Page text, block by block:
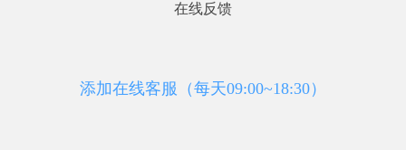
在线反馈
添加在线客服（每天09:00~18:30）